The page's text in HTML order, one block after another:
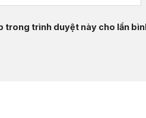
trong trình duyệt này cho lần